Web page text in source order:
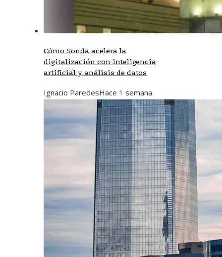
Cómo Sonda acelera la
digitalización con inteligencia
artificial y análisis de datos
Ignacio ParedesHace 1 semana